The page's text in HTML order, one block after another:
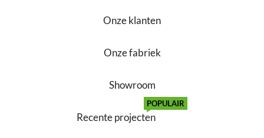
Onze klanten
Onze fabriek
Showroom
Recente projecten
POPULAIR